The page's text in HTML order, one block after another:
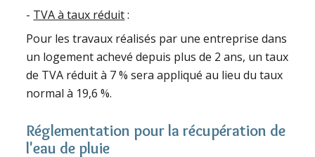
- TVA à taux réduit:
Pour les travaux réalisés par une entreprise dans
un logement achevé depuis plus de 2 ans, un taux
de TVA réduit à 7 % sera appliqué au lieu du taux
normal à 19,6 %.
Réglementation pour la récupération de
l'eau de pluie